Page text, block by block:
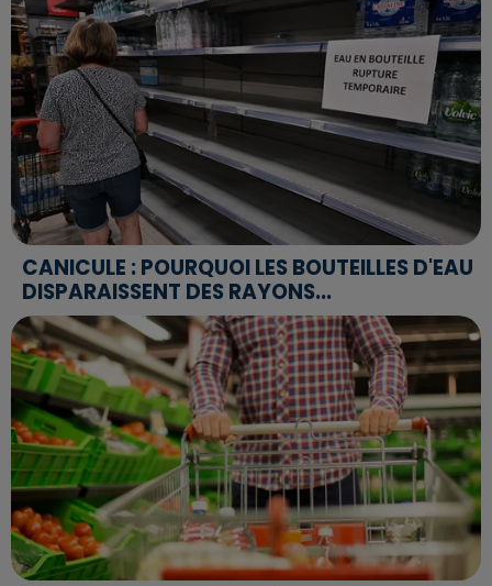
CANICULE : POURQUOI LES BOUTEILLES D'EAU
DISPARAISSENT DES RAYONS...